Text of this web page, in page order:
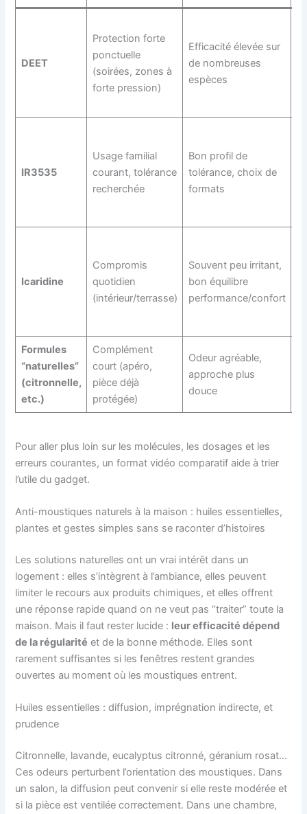
DEET
Protection forte
ponctuelle
(soirées, zones à
forte pression)
Efficacité élevée sur
de nombreuses
espèces
IR3535
Usage familial
courant, tolérance
recherchée
Bon profil de
tolérance, choix de
formats
Icaridine
Compromis
quotidien
(intérieur/terrasse)
Souvent peu irritant,
bon équilibre
performance/confort
Formules
“naturelles”
(citronnelle,
etc.)
Complément
court (apéro,
pièce déjà
protégée)
Odeur agréable,
approche plus
douce
Pour aller plus loin sur les molécules, les dosages et les
erreurs courantes, un format vidéo comparatif aide à trier
l’utile du gadget.
Anti-moustiques naturels à la maison : huiles essentielles,
plantes et gestes simples sans se raconter d’histoires
Les solutions naturelles ont un vrai intérêt dans un
logement : elles s’intègrent à l’ambiance, elles peuvent
limiter le recours aux produits chimiques, et elles offrent
une réponse rapide quand on ne veut pas “traiter” toute la
maison. Mais il faut rester lucide : leur efficacité dépend
de la régularité et de la bonne méthode. Elles sont
rarement suffisantes si les fenêtres restent grandes
ouvertes au moment où les moustiques entrent.
Huiles essentielles : diffusion, imprégnation indirecte, et
prudence
Citronnelle, lavande, eucalyptus citronné, géranium rosat…
Ces odeurs perturbent l’orientation des moustiques. Dans
un salon, la diffusion peut convenir si elle reste modérée et
si la pièce est ventilée correctement. Dans une chambre,